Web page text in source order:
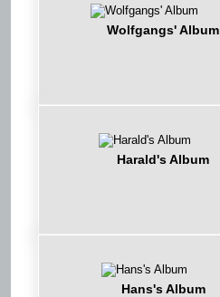
Wolfgangs' Album
Harald's Album
Hans's Album